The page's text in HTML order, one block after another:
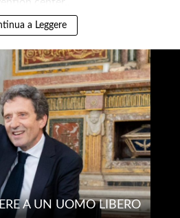
a Leggere
A UN UOMO LIBERO